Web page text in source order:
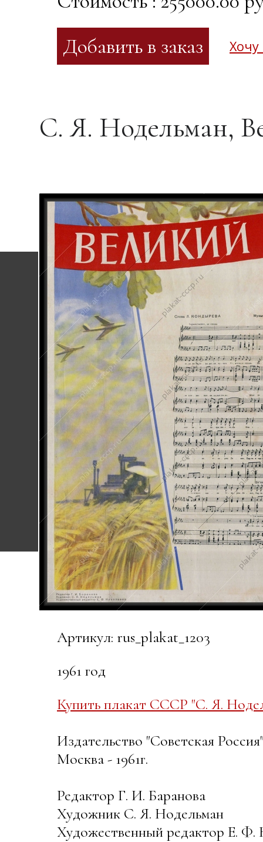
Хочу
С. Я. Нодельман,
Артикул: rus_plakat_1203
1961 год
Купить плакат СССР "С. Я.
Издательство "Советская
Москва - 1961г.
Редактор Г. И. Баранова
Художник С. Я. Нодельман
Художественный редактор Е. Ф.